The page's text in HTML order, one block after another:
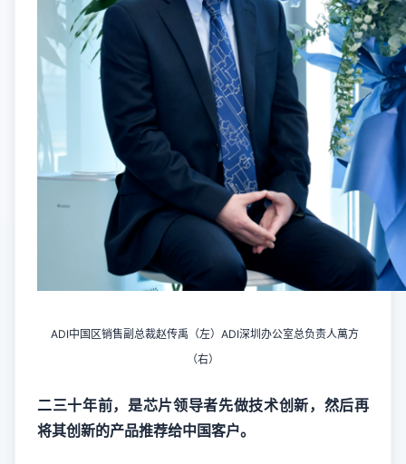
ADI中国区销售副总裁赵传禹（左）ADI深圳办公室总负责人萬方
（右）
二三十年前，是芯片领导者先做技术创新，然后再
将其创新的产品推荐给中国客户。